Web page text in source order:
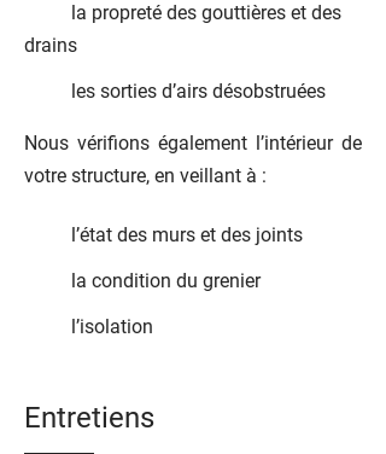
la propreté des gouttières et des
drains
les sorties d’airs désobstruées
Nous vérifions également l’intérieur de
votre structure, en veillant à :
l’état des murs et des joints
la condition du grenier
l’isolation
Entretiens